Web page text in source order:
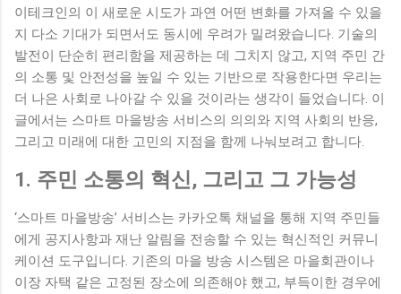
이테크인의 이 새로운 시도가 과연 어떤 변화를 가져올 수 있을
지 다소 기대가 되면서도 동시에 우려가 밀려왔습니다. 기술의
발전이 단순히 편리함을 제공하는 데 그치지 않고, 지역 주민 간
의 소통 및 안전성을 높일 수 있는 기반으로 작용한다면 우리는
더 나은 사회로 나아갈 수 있을 것이라는 생각이 들었습니다. 이
글에서는 스마트 마을방송 서비스의 의의와 지역 사회의 반응,
그리고 미래에 대한 고민의 지점을 함께 나눠보려고 합니다.
1. 주민 소통의 혁신, 그리고 그 가능성
‘스마트 마을방송’ 서비스는 카카오톡 채널을 통해 지역 주민들
에게 공지사항과 재난 알림을 전송할 수 있는 혁신적인 커뮤니
케이션 도구입니다. 기존의 마을 방송 시스템은 마을회관이나
이장 자택 같은 고정된 장소에 의존해야 했고, 부득이한 경우에